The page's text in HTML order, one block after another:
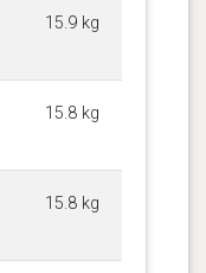
15.9 kg
15.8 kg
15.8 kg